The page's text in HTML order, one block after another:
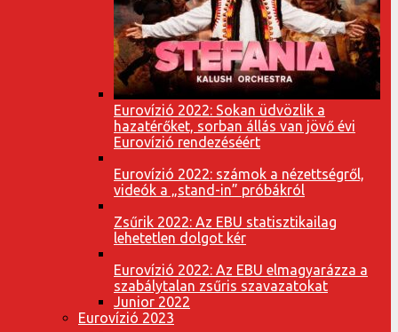
Eurovízió 2022: Sokan üdvözlik a
hazatérőket, sorban állás van jövő évi
Eurovízió rendezéséért
Eurovízió 2022: számok a nézettségről,
videók a „stand-in” próbákról
Zsűrik 2022: Az EBU statisztikailag
lehetetlen dolgot kér
Eurovízió 2022: Az EBU elmagyarázza a
szabálytalan zsűris szavazatokat
Junior 2022
Eurovízió 2023